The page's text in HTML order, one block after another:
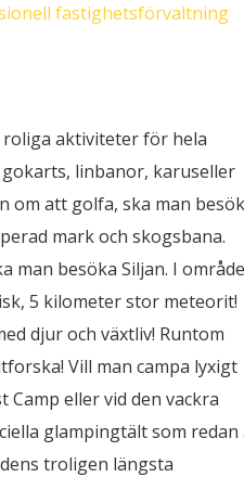
fastighetsförvaltning
roliga aktiviteter för hela
linbanor, karuseller
om att golfa, ska man
mark och skogsbana.
man besöka Siljan. I
5 kilometer stor meteorit!
djur och växtliv! Runtom
Vill man campa lyxigt
Camp eller vid den vackra
glampingtält som redan
troligen längsta